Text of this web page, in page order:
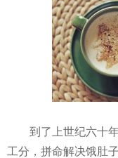
到了上世纪六十年
工分，拼命解决饿肚